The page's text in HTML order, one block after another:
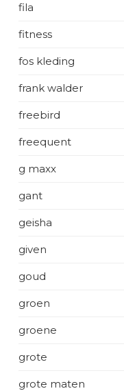
fila
fitness
fos kleding
frank walder
freebird
freequent
g maxx
gant
geisha
given
goud
groen
groene
grote
grote maten